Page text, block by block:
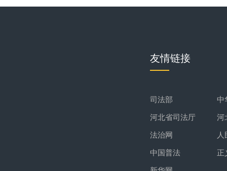
友情链接
司法部 中
河北省司法厅 河
法治网 人
中国普法 正